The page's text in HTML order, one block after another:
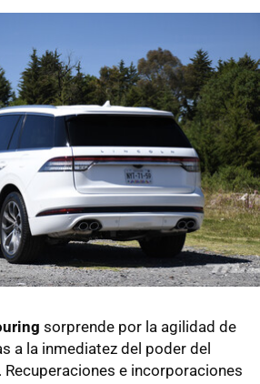
sorprende por la agilidad de
a la inmediatez del poder del
e incorporaciones